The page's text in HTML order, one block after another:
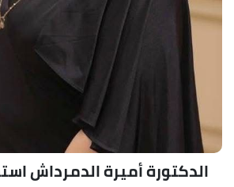
الدكتورة أميرة الدمرداش